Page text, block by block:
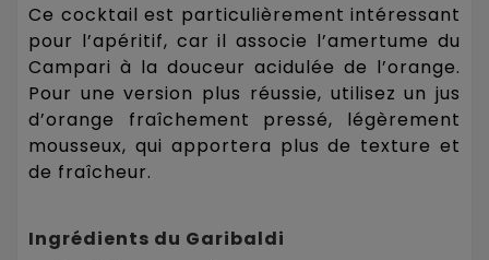
Ce cocktail est particulièrement intéressant
pour l’apéritif, car il associe l’amertume du
Campari à la douceur acidulée de l’orange.
Pour une version plus réussie, utilisez un jus
d’orange fraîchement pressé, légèrement
mousseux, qui apportera plus de texture et
de fraîcheur.
Ingrédients du Garibaldi